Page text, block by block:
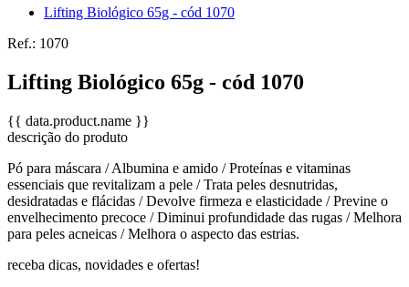
Lifting Biológico 65g - cód 1070
Ref.: 1070
Lifting Biológico 65g - cód 1070
{{ data.product.name }}
descrição do produto
Pó para máscara / Albumina e amido / Proteínas e vitaminas
essenciais que revitalizam a pele / Trata peles desnutridas,
desidratadas e flácidas / Devolve firmeza e elasticidade / Previne o
envelhecimento precoce / Diminui profundidade das rugas / Melhora
para peles acneicas / Melhora o aspecto das estrias.
receba dicas, novidades e ofertas!